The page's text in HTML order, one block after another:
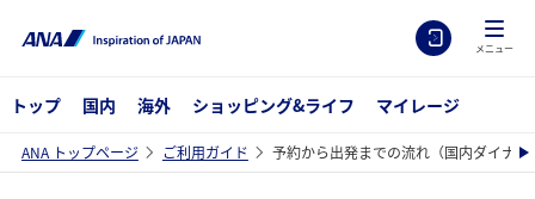
メニュー
トップ 国内 海外 ショッピング&ライフ マイレージ
ANA トップページ ご利用ガイド 予約から出発までの流れ（国内ダイナ